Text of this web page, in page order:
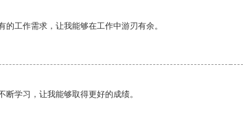
工作需求，让我能够在工作中游刃有余。
学习，让我能够取得更好的成绩。